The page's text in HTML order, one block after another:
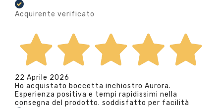
Acquirente verificato
22 Aprile 2026
Ho acquistato boccetta inchiostro Aurora.
Esperienza positiva e tempi rapidissimi nella
consegna del prodotto. soddisfatto per facilità